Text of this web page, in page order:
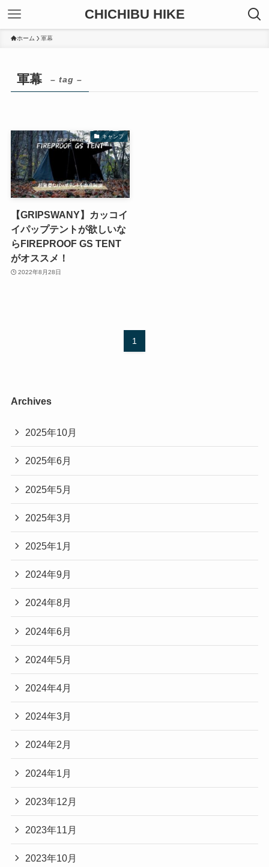
CHICHIBU HIKE
ホーム 軍幕
軍幕 – tag –
キャンプ
【GRIPSWANY】カッコイ
イパップテントが欲しいな
らFIREPROOF GS TENT
がオススメ！
2022年8月28日
1
Archives
2025年10月
2025年6月
2025年5月
2025年3月
2025年1月
2024年9月
2024年8月
2024年6月
2024年5月
2024年4月
2024年3月
2024年2月
2024年1月
2023年12月
2023年11月
2023年10月